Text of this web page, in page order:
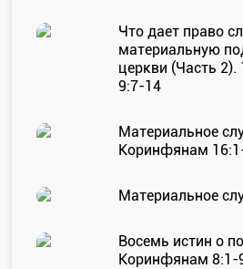
Библейская
Служение «Слово
Служение «Слово
Что дает право
материальную
церкви (Часть
9:7-14
Материальное
Коринфянам
Материальное
Восемь истин о
Коринфянам 8:1-